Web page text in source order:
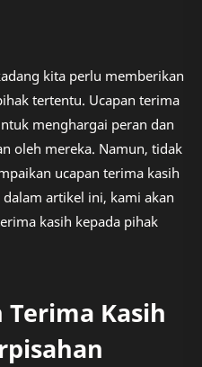
kita perlu memberikan
tertentu. Ucapan terima
menghargai peran dan
oleh mereka. Namun, tidak
ucapan terima kasih
artikel ini, kami akan
kasih kepada pihak
Kasih